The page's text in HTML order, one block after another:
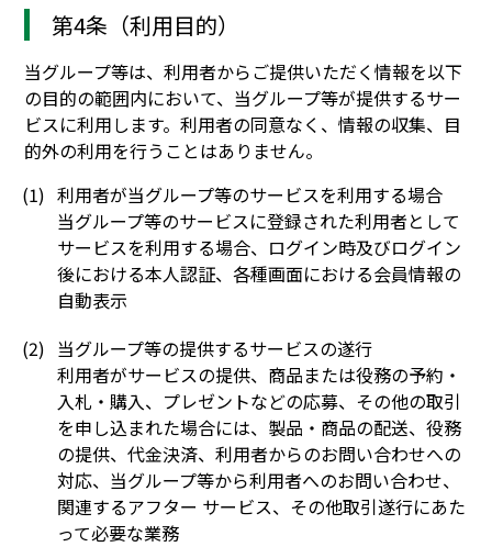
第4条（利用目的）
当グループ等は、利用者からご提供いただく情報を以下
の目的の範囲内において、当グループ等が提供するサー
ビスに利用します。利用者の同意なく、情報の収集、目
的外の利用を行うことはありません。
利用者が当グループ等のサービスを利用する場合
当グループ等のサービスに登録された利用者として
サービスを利用する場合、ログイン時及びログイン
後における本人認証、各種画面における会員情報の
自動表示
当グループ等の提供するサービスの遂行
利用者がサービスの提供、商品または役務の予約・
入札・購入、プレゼントなどの応募、その他の取引
を申し込まれた場合には、製品・商品の配送、役務
の提供、代金決済、利用者からのお問い合わせへの
対応、当グループ等から利用者へのお問い合わせ、
関連するアフター サービス、その他取引遂行にあた
って必要な業務